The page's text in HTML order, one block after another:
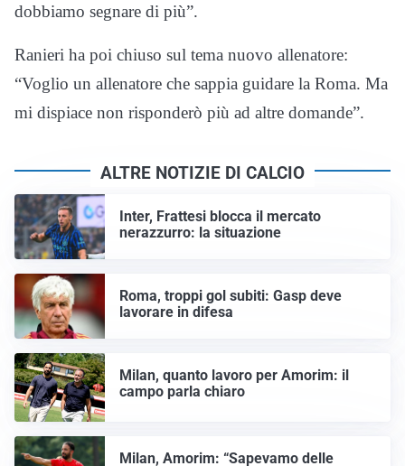
dobbiamo segnare di più”.
Ranieri ha poi chiuso sul tema nuovo allenatore:
“Voglio un allenatore che sappia guidare la Roma. Ma
mi dispiace non risponderò più ad altre domande”.
ALTRE NOTIZIE DI CALCIO
Inter, Frattesi blocca il mercato
nerazzurro: la situazione
Roma, troppi gol subiti: Gasp deve
lavorare in difesa
Milan, quanto lavoro per Amorim: il
campo parla chiaro
Milan, Amorim: “Sapevamo delle